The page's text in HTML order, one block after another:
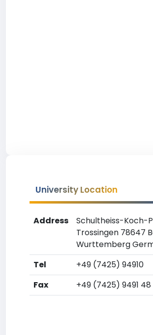
University Location
Address
Schultheiss-Koch-
Trossingen 78647
Wurttemberg
Tel
+49 (7425) 94910
Fax
+49 (7425) 9491 48